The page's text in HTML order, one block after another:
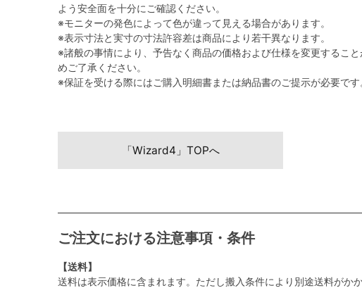
よう安全面を十分にご確認ください。
※モニターの発色によって色が違って見える場合があります。
※表示寸法と実寸の寸法許容差は商品により若干異なります。
※諸般の事情により、予告なく商品の価格および仕様を変更するこ
めご了承ください。
※保証を受ける際にはご購入明細書または納品書のご提示が必要です
「Wizard4」TOPへ
ご注文における注意事項・条件
【送料】
送料は表示価格に含まれます。ただし搬入条件により別途送料がか